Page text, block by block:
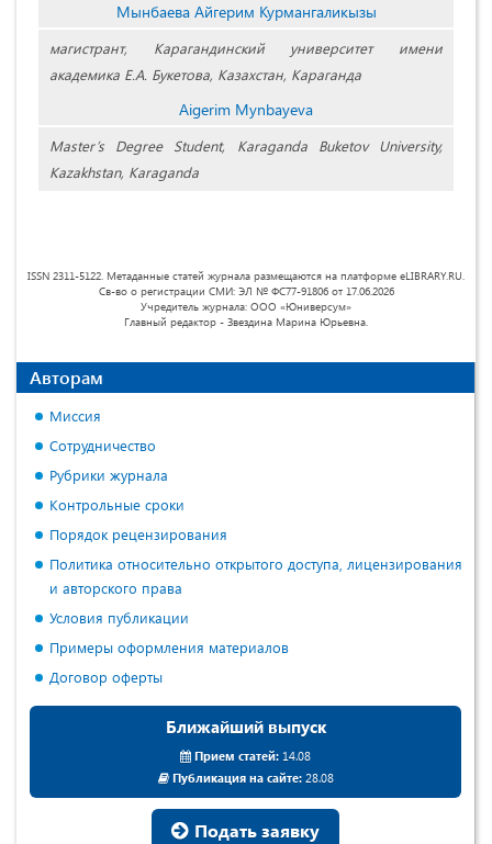
Мынбаева Айгерим Курмангаликызы
магистрант, Карагандинский университет имени
академика Е.А. Букетова, Казахстан, Караганда
Aigerim Mynbayeva
Master’s Degree Student, Karaganda Buketov University,
Kazakhstan, Karaganda
ISSN 2311-5122. Метаданные статей журнала размещаются на платформе eLIBRARY.RU.
Св-во о регистрации СМИ: ЭЛ № ФС77-91806 от 17.06.2026
Учредитель журнала: ООО «Юниверсум»
Главный редактор - Звездина Марина Юрьевна.
Авторам
Миссия
Сотрудничество
Рубрики журнала
Контрольные сроки
Порядок рецензирования
Политика относительно открытого доступа, лицензирования
и авторского права
Условия публикации
Примеры оформления материалов
Договор оферты
Ближайший выпуск
Прием статей: 14.08
Публикация на сайте:28.08
Подать заявку